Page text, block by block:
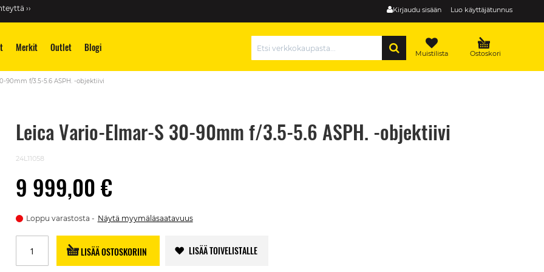
Kirjaudu sisään Luo käyttäjätunnus
››
Merkit Outlet Blogi Ostoskori
Muistilista
90mm f/3.5-5.6 ASPH. -objektiivi
Leica Vario-Elmar-S 30-90mm f/3.5-5.6 ASPH. -objektiivi
24L11058
9 999,00 €
Loppu varastosta Näytä myymäläsaatavuus
LISÄÄ OSTOSKORIIN LISÄÄ TOIVELISTALLE